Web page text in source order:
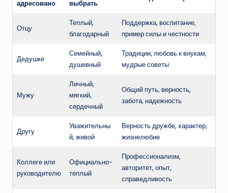
адресовано выбрать
Отцу
Теплый,
благодарный
Поддержка, воспитание,
пример силы и честности
Дедушке
Семейный,
душевный
Традиции, любовь к внукам,
мудрые советы
Мужу
Личный,
мягкий,
сердечный
Общий путь, верность,
забота, надежность
Другу
Уважительны
й, живой
Верность дружбе, характер,
жизнелюбие
Коллеге или
руководителю
Официально-
теплый
Профессионализм,
авторитет, опыт,
справедливость